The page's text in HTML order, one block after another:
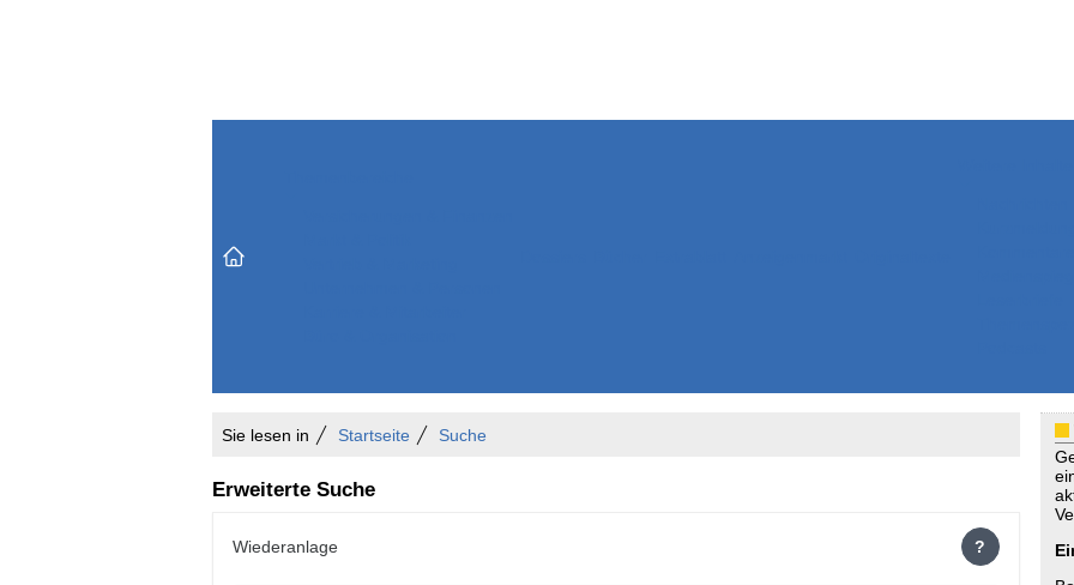
Sie lesen in Startseite Suche
Erweiterte Suche
?